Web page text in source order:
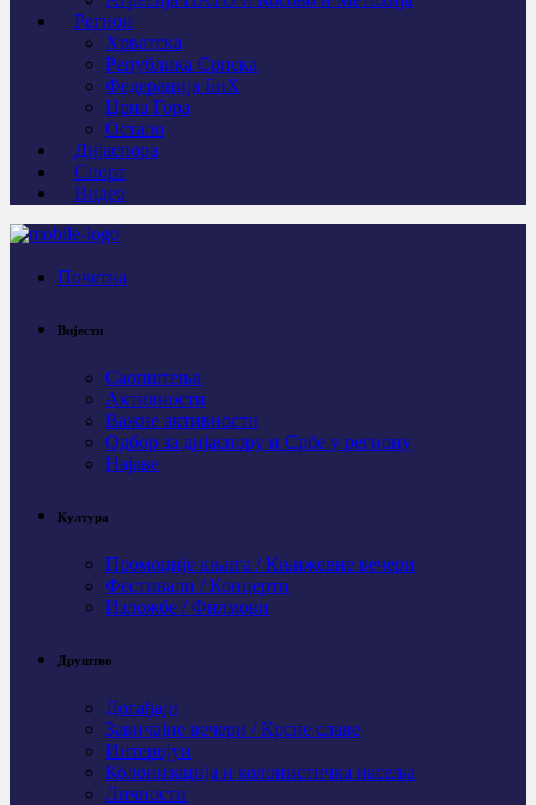
Регион
Хрватска
Република Српска
Федерација БиХ
Црна Гора
Остало
Дијаспора
Спорт
Видео
Почетна
Вијести
Саопштења
Активности
Важне активности
Одбор за дијаспору и Србе у региону
Најаве
Култура
Промоције књига / Књижевне вечери
Фестивали / Концерти
Изложбе / Филмови
Друштво
Догађаји
Завичајне вечери / Крсне славе
Интервјуи
Колонизација и колонистичка насеља
Личности